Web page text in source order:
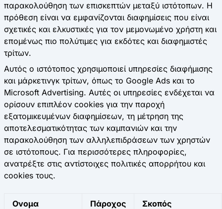
παρακολούθηση των επισκεπτών μεταξύ ιστότοπων. Η
πρόθεση είναι να εμφανίζονται διαφημίσεις που είναι
σχετικές και ελκυστικές για τον μεμονωμένο χρήστη και
επομένως πιο πολύτιμες για εκδότες και διαφημιστές
τρίτων.
Αυτός ο ιστότοπος χρησιμοποιεί υπηρεσίες διαφήμισης
και μάρκετινγκ τρίτων, όπως το Google Ads και το
Microsoft Advertising. Αυτές οι υπηρεσίες ενδέχεται να
ορίσουν επιπλέον cookies για την παροχή
εξατομικευμένων διαφημίσεων, τη μέτρηση της
αποτελεσματικότητας των καμπανιών και την
παρακολούθηση των αλληλεπιδράσεων των χρηστών
σε ιστότοπους. Για περισσότερες πληροφορίες,
ανατρέξτε στις αντίστοιχες πολιτικές απορρήτου και
cookies τους.
Ονομα Πάροχος Σκοπός